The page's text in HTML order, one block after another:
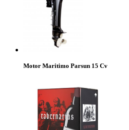
Motor Maritimo Parsun 15 Cv